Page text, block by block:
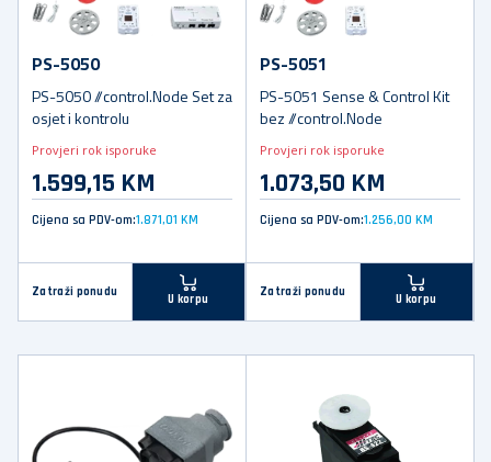
PS-5050
PS-5050 //control.Node Set za
osjet i kontrolu
Provjeri rok isporuke
1.599,15 KM
Cijena sa PDV-om:1.871,01 KM
Zatraži ponudu
U korpu
PS-5051
PS-5051 Sense & Control Kit
bez //control.Node
Provjeri rok isporuke
1.073,50 KM
Cijena sa PDV-om:1.256,00 KM
Zatraži ponudu
U korpu